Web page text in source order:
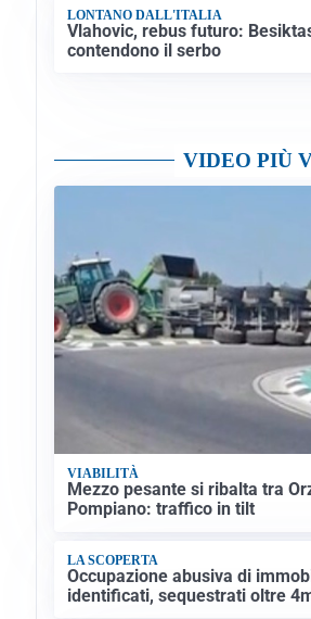
LONTANO DALL'ITALIA
Vlahovic, rebus futuro:
contendono il serbo
VIDEO PIÙ
VIABILITÀ
Mezzo pesante si ribalta tra
Pompiano: traffico in tilt
LA SCOPERTA
Occupazione abusiva di
identificati, sequestrati oltre